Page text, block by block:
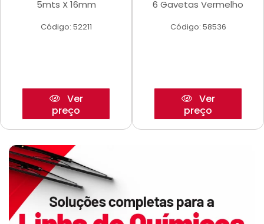
5mts X 16mm
Código: 52211
Ver
preço
6 Gavetas Vermelho
Código: 58536
Ver
preço